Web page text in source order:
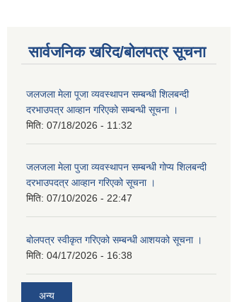
सार्वजनिक खरिद/बोलपत्र सूचना
जलजला मेला पूजा व्यवस्थापन सम्बन्धी शिलबन्दी
दरभाउपत्र आव्हान गरिएको सम्बन्धी सूचना ।
मिति: 07/18/2026 - 11:32
जलजला मेला पुजा व्यवस्थापन सम्बन्धी गोप्य शिलबन्दी
दरभाउपदत्र आव्हान गरिएको सूचना ।
मिति: 07/10/2026 - 22:47
बोलपत्र स्वीकृत गरिएको सम्बन्धी आशयको सूचना ।
मिति: 04/17/2026 - 16:38
अन्य